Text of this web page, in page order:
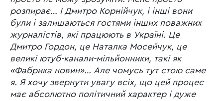
розпирає… І Дмитро Корнійчук, і інші вони
були і залишаються гостями інших поважних
журналістів, які працюють в Україні. Це
Дмитро Гордон, це Наталка Мосейчук, це
великі ютуб-канали-мільйонники, такі як
«Фабрика новин»… Але чомусь тут стою саме
я. Я хочу звернути увагу всіх, що цей процес
має абсолютно політичний характер і дуже